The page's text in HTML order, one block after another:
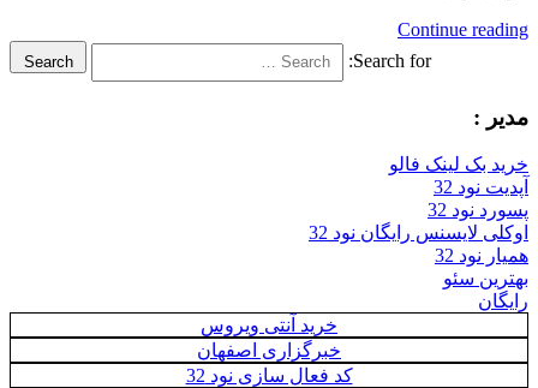
Search for:
فالو
32
رایگان نود 32
خرید آنتی ویروس
خبرگزاری اصفهان
کد فعال سازی نود 32